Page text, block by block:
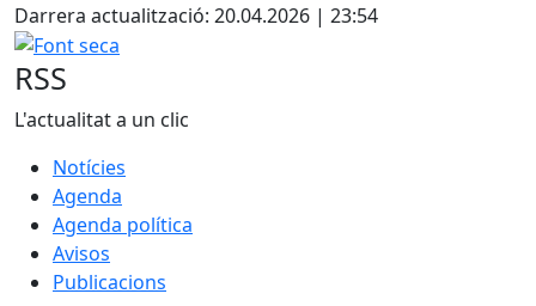
Darrera actualització: 20.04.2026 | 23:54
Font seca
RSS
L'actualitat a un clic
Notícies
Agenda
Agenda política
Avisos
Publicacions